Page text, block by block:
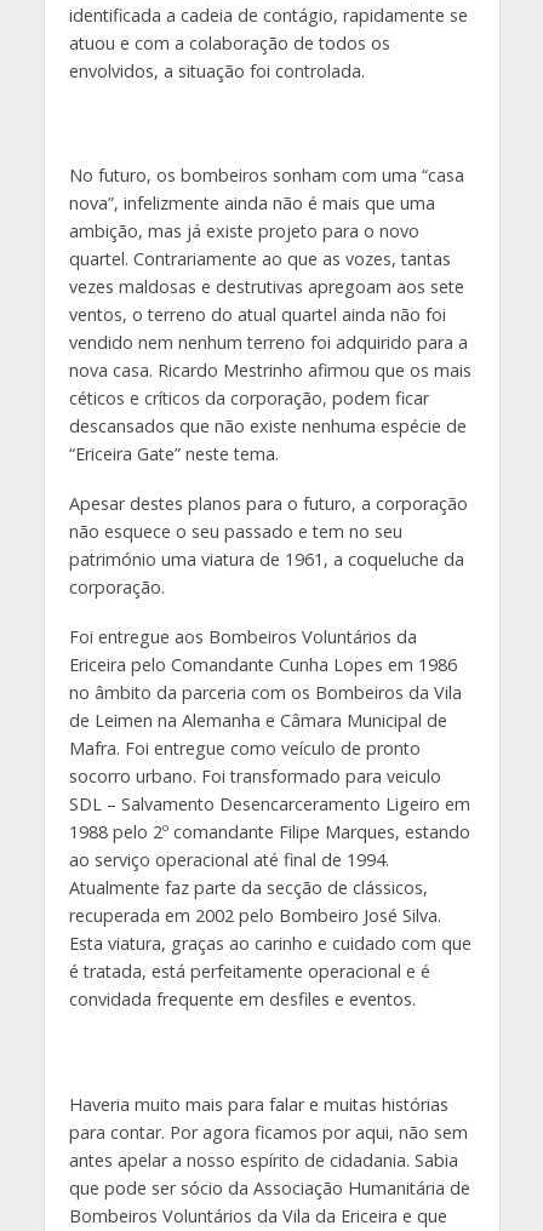
identificada a cadeia de contágio, rapidamente se
atuou e com a colaboração de todos os
envolvidos, a situação foi controlada.
No futuro, os bombeiros sonham com uma “casa
nova”, infelizmente ainda não é mais que uma
ambição, mas já existe projeto para o novo
quartel. Contrariamente ao que as vozes, tantas
vezes maldosas e destrutivas apregoam aos sete
ventos, o terreno do atual quartel ainda não foi
vendido nem nenhum terreno foi adquirido para a
nova casa. Ricardo Mestrinho afirmou que os mais
céticos e críticos da corporação, podem ficar
descansados que não existe nenhuma espécie de
“Ericeira Gate” neste tema.
Apesar destes planos para o futuro, a corporação
não esquece o seu passado e tem no seu
património uma viatura de 1961, a coqueluche da
corporação.
Foi entregue aos Bombeiros Voluntários da
Ericeira pelo Comandante Cunha Lopes em 1986
no âmbito da parceria com os Bombeiros da Vila
de Leimen na Alemanha e Câmara Municipal de
Mafra. Foi entregue como veículo de pronto
socorro urbano. Foi transformado para veiculo
SDL – Salvamento Desencarceramento Ligeiro em
1988 pelo 2º comandante Filipe Marques, estando
ao serviço operacional até final de 1994.
Atualmente faz parte da secção de clássicos,
recuperada em 2002 pelo Bombeiro José Silva.
Esta viatura, graças ao carinho e cuidado com que
é tratada, está perfeitamente operacional e é
convidada frequente em desfiles e eventos.
Haveria muito mais para falar e muitas histórias
para contar. Por agora ficamos por aqui, não sem
antes apelar a nosso espírito de cidadania. Sabia
que pode ser sócio da Associação Humanitária de
Bombeiros Voluntários da Vila da Ericeira e que